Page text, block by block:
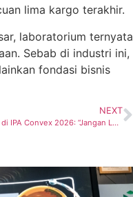
lima kargo terakhir.
laboratorium ternyata
Sebab di industri ini,
fondasi bisnis
NEXT
Bahlil di IPA Convex 2026: “Jangan Lobi-Lobi Lagi, Investor Migas Harus Dipermudah”